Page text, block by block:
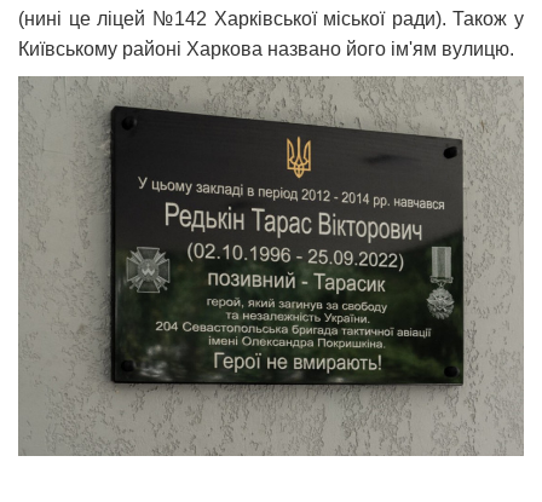
(нині це ліцей №142 Харківської міської ради). Також у
Київському районі Харкова названо його ім'ям вулицю.